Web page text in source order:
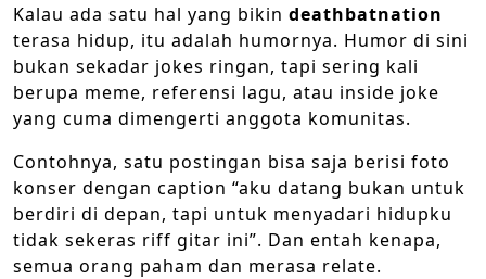
Kalau ada satu hal yang bikin deathbatnation
terasa hidup, itu adalah humornya. Humor di sini
bukan sekadar jokes ringan, tapi sering kali
berupa meme, referensi lagu, atau inside joke
yang cuma dimengerti anggota komunitas.
Contohnya, satu postingan bisa saja berisi foto
konser dengan caption “aku datang bukan untuk
berdiri di depan, tapi untuk menyadari hidupku
tidak sekeras riff gitar ini”. Dan entah kenapa,
semua orang paham dan merasa relate.